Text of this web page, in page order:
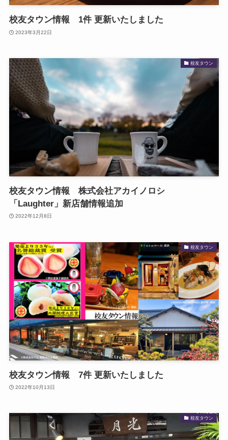
校友タウン情報 1件 更新いたしました
2023年3月22日
校友タウン
校友タウン情報 株式会社アカイノロシ
「Laughter」新店舗情報追加
2022年12月8日
校友タウン
校友タウン情報 7件 更新いたしました
2022年10月13日
校友タウン